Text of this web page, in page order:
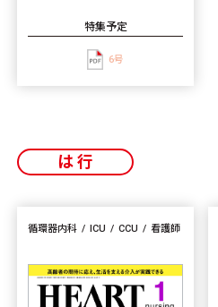
特集予定
6号
は行
循環器内科 ICU CCU 看護師